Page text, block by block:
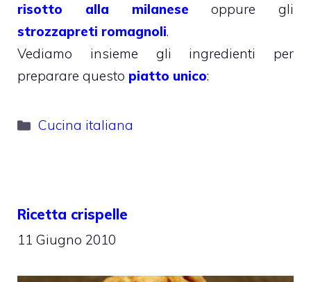
risotto alla milanese oppure gli
strozzapreti romagnoli.
Vediamo insieme gli ingredienti per
preparare questo piatto unico:
Categorie
Cucina italiana
Ricetta crispelle
11 Giugno 2010